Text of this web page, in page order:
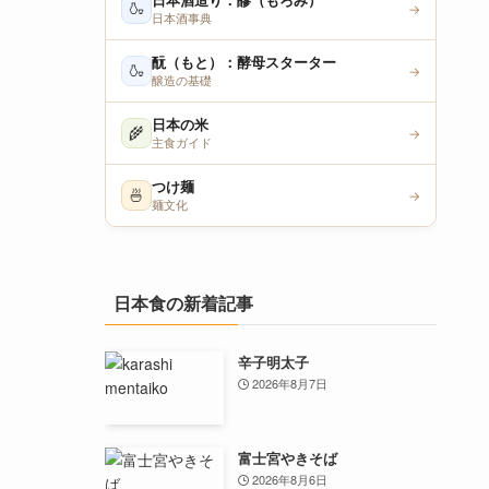
🍶
日本酒事典
→
🍶 酛（もと）：酵母スターター
醸造の基礎
→
🌾 日本の米
主食ガイド
→
🍜 つけ麺
麺文化
→
日本食の新着記事
辛子明太子
2026年8月7日
富士宮やきそば
2026年8月6日